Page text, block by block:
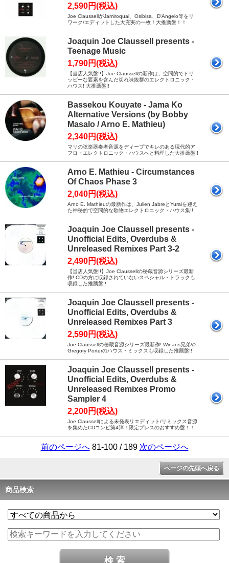
2,590円(税込)
Joe ClaussellがJamiroquai、Osibisa、D'Angelo等をリ
ワーク/エディットした大充実の一枚！大推薦盤！！
Joaquin Joe Claussell presents -
Teenage Music
1,790円(税込)
【当店人気盤!!】Joe Claussellの新作は、空間的でトリ
ッピーな要素を含んだ切れ味抜群のエレクトロニック・
ハウス! 大推薦盤!!
Bassekou Kouyate - Jama Ko
Alternative Versions (by Bobby
Masalo / Arno E. Mathieu)
2,340円(税込)
マリの弦楽器奏者音源をディープでキレのある現代的ア
フロ・エレクトロニック・ハウスへと料理した大推薦盤!!
Arno E. Mathieu - Circumstances
Of Chaos Phase 3
2,040円(税込)
Arno E. Mathieuの最新作は、Julien JabreとYuraiを迎え
た神秘的で空間的な歌物エレクトロニック・ハウス集!!
Joaquin Joe Claussell presents -
Unofficial Edits, Overdubs &
Unreleased Remixes Part 3-2
2,490円(税込)
【当店人気盤!!】Joe Claussellの秘蔵音源シリーズ最新
作! CDの方に収録されていないスペシャル・トラックも
収録した推薦盤!!
Joaquin Joe Claussell presents -
Unofficial Edits, Overdubs &
Unreleased Remixes Part 3
2,590円(税込)
Joe Claussellの秘蔵音源シリーズ最新作! Winans兄弟や
Gregory Porterのハウス・ミックスも収録した推薦盤!!
Joaquin Joe Claussell presents -
Unofficial Edits, Overdubs &
Unreleased Remixes Promo
Sampler 4
2,200円(税込)
Joe Claussellによる未発表リエディット/リミックス音源
を集めたCDコンピ第4弾！限定プレスのおすすめ盤！！
前のページへ81-100 / 189 次のページへ
ページの先頭へ戻る
商品検索